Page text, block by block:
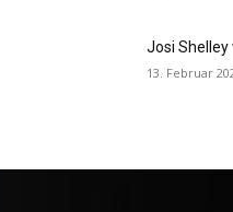
Josi Shelley
13. Februar